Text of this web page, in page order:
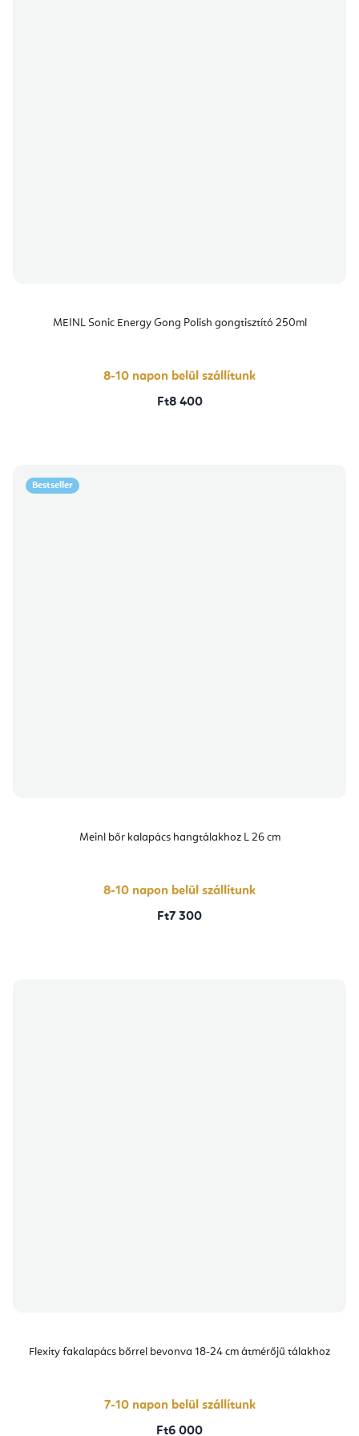
MEINL Sonic Energy Gong Polish gongtisztító 250ml
8-10 napon belül szállítunk
Ft8 400
Bestseller
Meinl bőr kalapács hangtálakhoz L 26 cm
8-10 napon belül szállítunk
Ft7 300
Flexity fakalapács bőrrel bevonva 18-24 cm átmérőjű tálakhoz
7-10 napon belül szállítunk
Ft6 000